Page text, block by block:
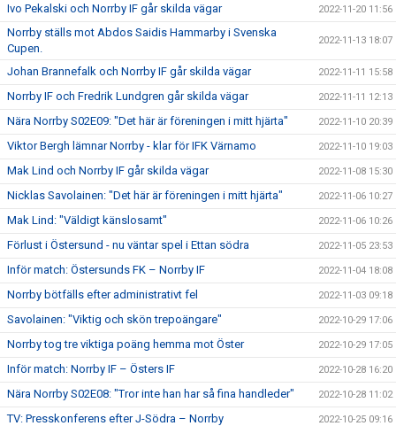
Ivo Pekalski och Norrby IF går skilda vägar 2022-11-20 11:56
Norrby ställs mot Abdos Saidis Hammarby i Svenska
Cupen.
2022-11-13 18:07
Johan Brannefalk och Norrby IF går skilda vägar 2022-11-11 15:58
Norrby IF och Fredrik Lundgren går skilda vägar 2022-11-11 12:13
Nära Norrby S02E09: "Det här är föreningen i mitt hjärta" 2022-11-10 20:39
Viktor Bergh lämnar Norrby - klar för IFK Värnamo 2022-11-10 19:03
Mak Lind och Norrby IF går skilda vägar 2022-11-08 15:30
Nicklas Savolainen: "Det här är föreningen i mitt hjärta" 2022-11-06 10:27
Mak Lind: "Väldigt känslosamt" 2022-11-06 10:26
Förlust i Östersund - nu väntar spel i Ettan södra 2022-11-05 23:53
Inför match: Östersunds FK – Norrby IF 2022-11-04 18:08
Norrby bötfälls efter administrativt fel 2022-11-03 09:18
Savolainen: "Viktig och skön trepoängare" 2022-10-29 17:06
Norrby tog tre viktiga poäng hemma mot Öster 2022-10-29 17:05
Inför match: Norrby IF – Östers IF 2022-10-28 16:20
Nära Norrby S02E08: "Tror inte han har så fina handleder" 2022-10-28 11:02
TV: Presskonferens efter J-Södra – Norrby 2022-10-25 09:16